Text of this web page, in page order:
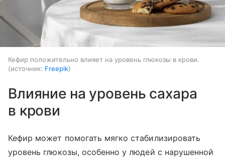
Кефир положительно влияет на уровень глюкозы в крови.
источник: Freepik
Влияние на уровень сахара
в крови
Кефир может помогать мягко стабилизировать
уровень глюкозы, особенно у людей с нарушенной